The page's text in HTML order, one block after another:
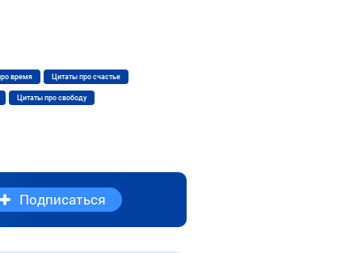
время Цитаты про счастье
Цитаты про свободу
Подписаться